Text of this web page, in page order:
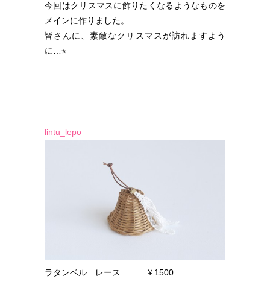
今回はクリスマスに飾りたくなるようなものを
メインに作りました。
皆さんに、素敵なクリスマスが訪れますよう
に…⭐︎
lintu_lepo
ラタンベル レース ￥1500